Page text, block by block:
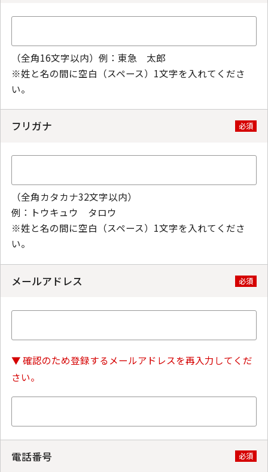
（全角16文字以内）例：東急 太郎
※姓と名の間に空白（スペース）1文字を入れてくださ
い。
フリガナ 必須
（全角カタカナ32文字以内）
例：トウキュウ タロウ
※姓と名の間に空白（スペース）1文字を入れてくださ
い。
メールアドレス 必須
▼ 確認のため登録するメールアドレスを再入力してくだ
さい。
電話番号 必須